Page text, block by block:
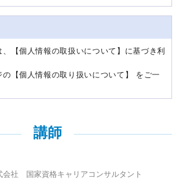
【個人情報の取扱いについて】に基づき利
【個人情報の取り扱いについて】 をご一
講師
会社 国家資格キャリアコンサルタント